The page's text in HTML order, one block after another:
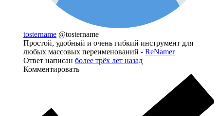
tostername @tostername
Простой, удобный и очень гибкий инструмент для
любых массовых переименований - ReNamer
Ответ написан более трёх лет назад
Комментировать